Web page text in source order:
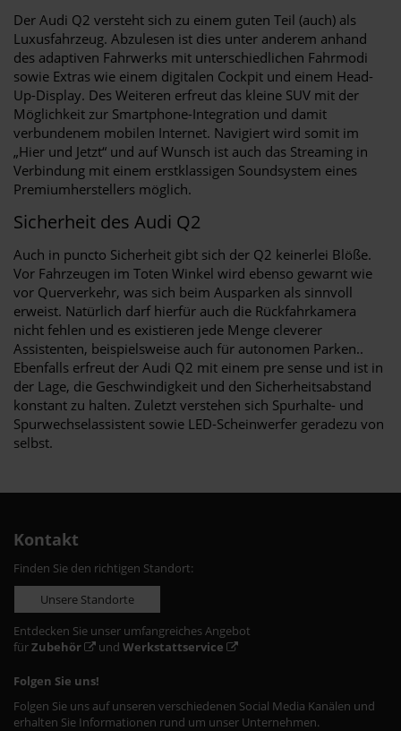
Der Audi Q2 versteht sich zu einem guten Teil (auch) als
Luxusfahrzeug. Abzulesen ist dies unter anderem anhand
des adaptiven Fahrwerks mit unterschiedlichen Fahrmodi
sowie Extras wie einem digitalen Cockpit und einem Head-
Up-Display. Des Weiteren erfreut das kleine SUV mit der
Möglichkeit zur Smartphone-Integration und damit
verbundenem mobilen Internet. Navigiert wird somit im
„Hier und Jetzt“ und auf Wunsch ist auch das Streaming in
Verbindung mit einem erstklassigen Soundsystem eines
Premiumherstellers möglich.
Sicherheit des Audi Q2
Auch in puncto Sicherheit gibt sich der Q2 keinerlei Blöße.
Vor Fahrzeugen im Toten Winkel wird ebenso gewarnt wie
vor Querverkehr, was sich beim Ausparken als sinnvoll
erweist. Natürlich darf hierfür auch die Rückfahrkamera
nicht fehlen und es existieren jede Menge cleverer
Assistenten, beispielsweise auch für autonomen Parken..
Ebenfalls erfreut der Audi Q2 mit einem pre sense und ist in
der Lage, die Geschwindigkeit und den Sicherheitsabstand
konstant zu halten. Zuletzt verstehen sich Spurhalte- und
Spurwechselassistent sowie LED-Scheinwerfer geradezu von
selbst.
Kontakt
Finden Sie den richtigen Standort:
Unsere Standorte
Entdecken Sie unser umfangreiches Angebot
fürZubehör und Werkstattservice
Folgen Sie uns!
Folgen Sie uns auf unseren verschiedenen Social Media Kanälen und
erhalten Sie Informationen rund um unser Unternehmen.